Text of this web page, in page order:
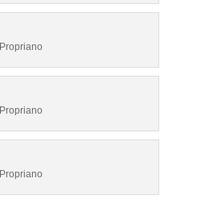
Propriano
Propriano
Propriano